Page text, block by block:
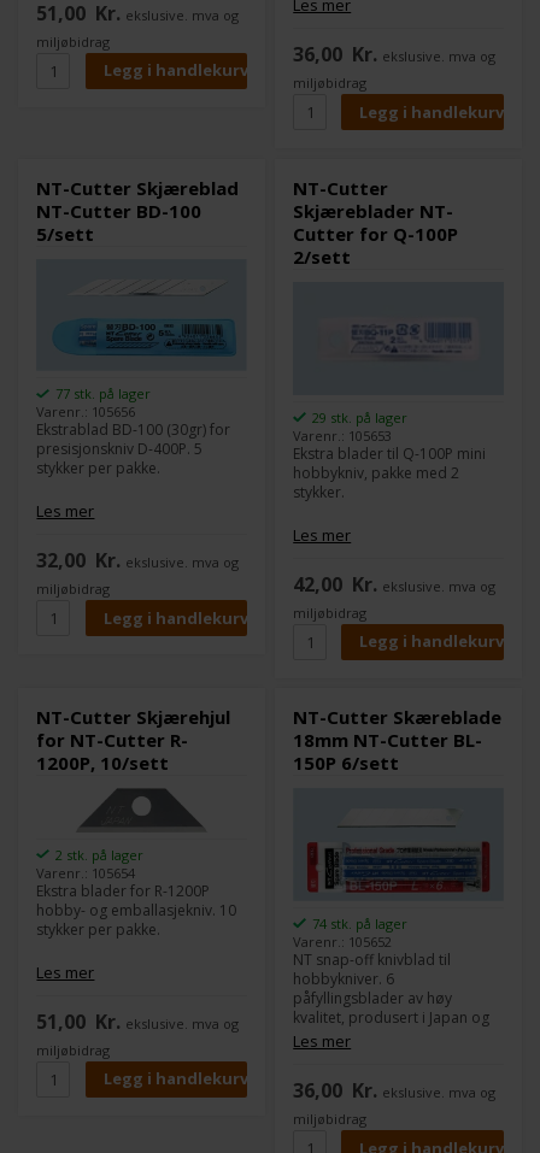
200P x 5, BDC-200P x 5)
51,00 Kr. ekslusive. mva og
miljøbidrag
Les mer
36,00 Kr. ekslusive. mva og
miljøbidrag
NT-Cutter Skjæreblad
NT-Cutter BD-100
5/sett
77 stk. på lager
Varenr.: 105656
Ekstrablad BD-100 (30gr) for
presisjonskniv D-400P. 5
stykker per pakke.
Les mer
32,00 Kr. ekslusive. mva og
miljøbidrag
NT-Cutter
Skjæreblader NT-
Cutter for Q-100P
2/sett
29 stk. på lager
Varenr.: 105653
Ekstra blader til Q-100P mini
hobbykniv, pakke med 2
stykker.
Les mer
42,00 Kr. ekslusive. mva og
miljøbidrag
NT-Cutter Skjærehjul
for NT-Cutter R-
1200P, 10/sett
2 stk. på lager
Varenr.: 105654
Ekstra blader for R-1200P
hobby- og emballasjekniv. 10
stykker per pakke.
Les mer
51,00 Kr. ekslusive. mva og
miljøbidrag
NT-Cutter Skæreblade
18mm NT-Cutter BL-
150P 6/sett
74 stk. på lager
Varenr.: 105652
NT snap-off knivblad til
hobbykniver. 6
påfyllingsblader av høy
kvalitet, produsert i Japan og
pakket i en praktisk
blisterpakke med hull for
kartong, gummi, skinn, kork,
tepper, linoleum, osv.
Les mer
36,00 Kr. ekslusive. mva og
miljøbidrag